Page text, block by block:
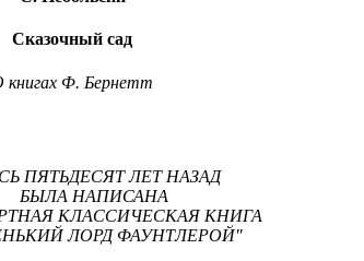
Сказочный сад
книгах Ф. Бернетт
ПЯТЬДЕСЯТ ЛЕТ НАЗАД
БЫЛА НАПИСАНА
КЛАССИЧЕСКАЯ КНИГА
ЛОРД ФАУНТЛЕРОЙ"